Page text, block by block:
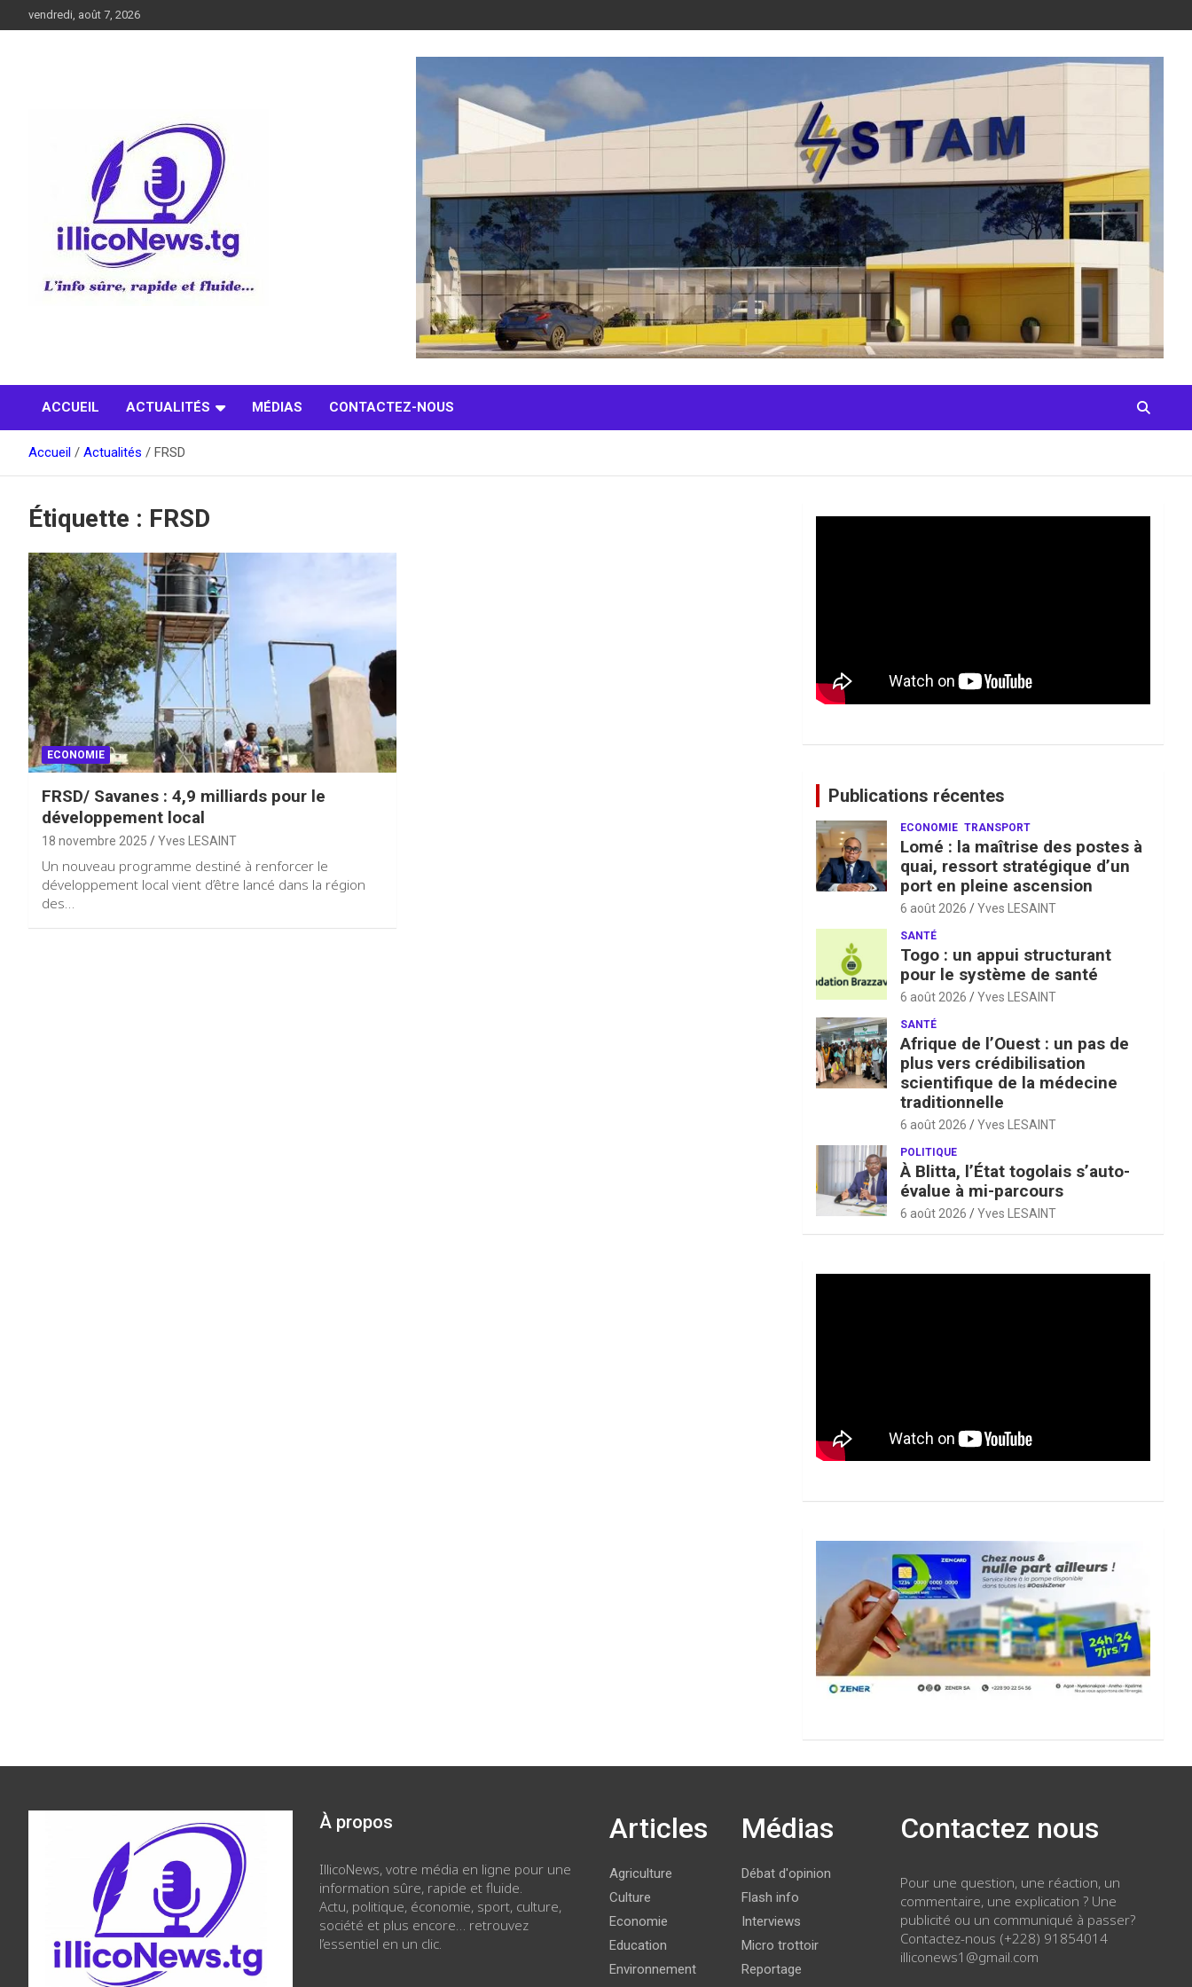
au
vendredi, août 7, 2026
ACCUEIL ACTUALITÉS MÉDIAS CONTACTEZ-NOUS
Accueil Actualités FRSD
Étiquette : FRSD
ECONOMIE
FRSD/ Savanes : 4,9 milliards pour le
développement local
18 novembre 2025 Yves LESAINT
Un nouveau programme destiné à renforcer le
développement local vient d’être lancé dans la région
des…
Publications récentes
ECONOMIE TRANSPORT
Lomé : la maîtrise des postes à
quai, ressort stratégique d’un
port en pleine ascension
6 août 2026 Yves LESAINT
SANTÉ
Togo : un appui structurant
pour le système de santé
6 août 2026 Yves LESAINT
SANTÉ
Afrique de l’Ouest : un pas de
plus vers crédibilisation
scientifique de la médecine
traditionnelle
6 août 2026 Yves LESAINT
POLITIQUE
À Blitta, l’État togolais s’auto-
évalue à mi-parcours
6 août 2026 Yves LESAINT
À propos
IllicoNews, votre média en ligne pour une
information sûre, rapide et fluide.
Actu, politique, économie, sport, culture,
société et plus encore… retrouvez
l’essentiel en un clic.
Articles
Agriculture
Culture
Economie
Education
Environnement
Médias
Débat d'opinion
Flash info
Interviews
Micro trottoir
Reportage
Contactez nous
Pour une question, une réaction, un
commentaire, une explication ? Une
publicité ou un communiqué à passer?
Contactez-nous (+228) 91854014
illiconews1@gmail.com